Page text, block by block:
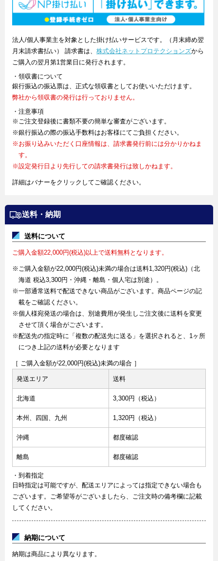
法人/個人事業主を対象とした掛け払いサービスです。（月末締め翌
月末請求書払い） 請求書は、 株式会社ネットプロテクションズから
ご購入の翌月第1営業日に発行されます。
・領収書について
銀行振込の振込票は、正式な領収書としてお使いいただけます。
弊社から領収書の発行は行っておりません。
・注意事項
※ご注文登録後に書類不要の簡単な審査がございます。
※銀行振込の際の振込手数料はお客様にてご負担ください。
※お振り込みいただく口座情報は、請求書発行前には分かりかねま
す。
※設定発行日より先行しての請求書発行は致しかねます。
詳細はバナーをクリックしてご確認ください。
送料・納期
送料について
ご購入金額22,000円(税込)以上で送料無料となります。
※ご購入金額が22,000円(税込)未満の場合は送料1,320円(税込)（北
海道 税込3,300円・沖縄・離島・個人宅は別途）。
※一部通常送料で配送できない商品がございます。商品ページの記
載をご確認ください。
※個人様宛発送の場合は、別途費用が発生しご注文後に送料を変更
させて頂く場合がございます。
※配送先の指定時に「複数の配送先に送る」を選択されると、1ヶ所
につき上記の送料が必要となります
［ ご購入金額が22,000円(税込)未満の場合 ］
発送エリア 送料
北海道 3,300円（税込）
本州、四国、九州 1,320円（税込）
沖縄 都度確認
離島 都度確認
・到着指定
日時指定は可能ですが、配送エリアによっては指定できない場合も
ございます。ご希望等がございましたら、ご注文時の備考欄に記載
してください。
納期について
納期は商品により異なります。